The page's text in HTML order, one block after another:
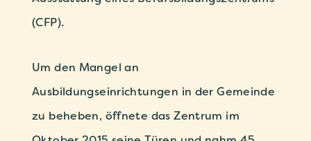
(CFP).
Um den Mangel an
Ausbildungseinrichtungen in der Gemeinde
zu beheben, öffnete das Zentrum im